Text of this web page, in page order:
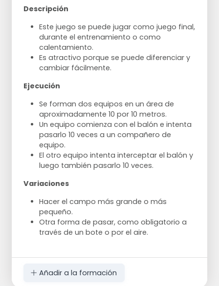
Descripción
Este juego se puede jugar como juego final,
durante el entrenamiento o como
calentamiento.
Es atractivo porque se puede diferenciar y
cambiar fácilmente.
Ejecución
Se forman dos equipos en un área de
aproximadamente 10 por 10 metros.
Un equipo comienza con el balón e intenta
pasarlo 10 veces a un compañero de
equipo.
El otro equipo intenta interceptar el balón y
luego también pasarlo 10 veces.
Variaciones
Hacer el campo más grande o más
pequeño.
Otra forma de pasar, como obligatorio a
través de un bote o por el aire.
Añadir a la formación